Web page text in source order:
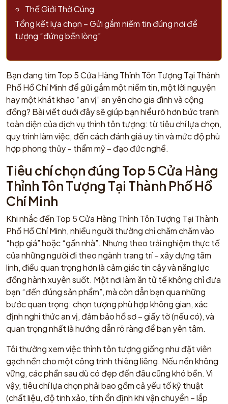
Thế Giới Thờ Cúng
Tổng kết lựa chọn – Gửi gắm niềm tin đúng nơi để
tượng “đứng bền lòng”
Bạn đang tìm Top 5 Cửa Hàng Thỉnh Tôn Tượng Tại Thành
Phố Hồ Chí Minh để gửi gắm một niềm tin, một lời nguyện
hay một khát khao “an vị” an yên cho gia đình và cộng
đồng? Bài viết dưới đây sẽ giúp bạn hiểu rõ hơn bức tranh
toàn diện của dịch vụ thỉnh tôn tượng: từ tiêu chí lựa chọn,
quy trình làm việc, đến cách đánh giá uy tín và mức độ phù
hợp phong thủy – thẩm mỹ – đạo đức nghề.
Tiêu chí chọn đúng Top 5 Cửa Hàng
Thỉnh Tôn Tượng Tại Thành Phố Hồ
Chí Minh
Khi nhắc đến Top 5 Cửa Hàng Thỉnh Tôn Tượng Tại Thành
Phố Hồ Chí Minh, nhiều người thường chỉ chăm chăm vào
“hợp giá” hoặc “gần nhà”. Nhưng theo trải nghiệm thực tế
của những người đi theo ngành trang trí – xây dựng tâm
linh, điều quan trọng hơn là cảm giác tin cậy và năng lực
đồng hành xuyên suốt. Một nơi làm ăn tử tế không chỉ đưa
bạn “đến đúng sản phẩm”, mà còn dẫn bạn qua những
bước quan trọng: chọn tượng phù hợp không gian, xác
định nghi thức an vị, đảm bảo hồ sơ – giấy tờ (nếu có), và
quan trọng nhất là hướng dẫn rõ ràng để bạn yên tâm.
Tôi thường xem việc thỉnh tôn tượng giống như đặt viên
gạch nền cho một công trình thiêng liêng. Nếu nền không
vững, các phần sau dù có đẹp đến đâu cũng khó bền. Vì
vậy, tiêu chí lựa chọn phải bao gồm cả yếu tố kỹ thuật
(chất liệu, độ tinh xảo, tính ổn định khi vận chuyển – lắp